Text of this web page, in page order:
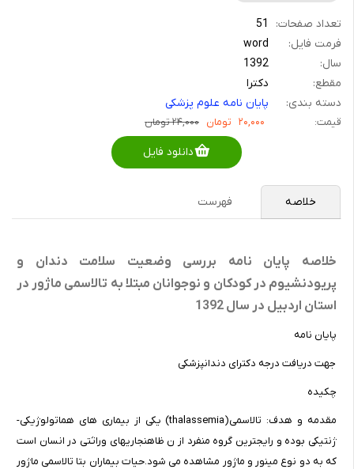
تعداد صفحات:
51
فرمت فایل:
word
سال:
1392
مقطع:
دکترا
دسته بندی:
پایان نامه علوم پزشکی
قیمت: ۲۰,۰۰۰ تومان ۲۴,۰۰۰ تومان
دانلود فایل
خلاصه فهرست
خلاصه پایان نامه بررسی وضعیت سلامت دندان و
پریودنشیوم در کودکان و نوجوانان مبتلا به تالاسمی ماژور در
استان اردبیل در سال 1392
پایان نامه
جهت دریافت درجه دکترای دندانپزشکی
چکیده
مقدمه و هدف: تالاسمی(thalassemia) یکی از بیماری های هماتولوژیکی-
ژنتیکی بوده و رایجترین گروه منفرد از ن ظاهنجاریهای وراثتی در انسان است
که به دو نوع مینور و ماژور مشاهده می شود.حیات بیماران بتا تالاسمی ماژور